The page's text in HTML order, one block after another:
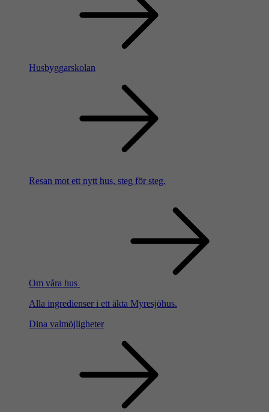
Husbyggarskolan
Resan mot ett nytt hus, steg för steg.
Om våra hus
Alla ingredienser i ett äkta Myresjöhus.
Dina valmöjligheter